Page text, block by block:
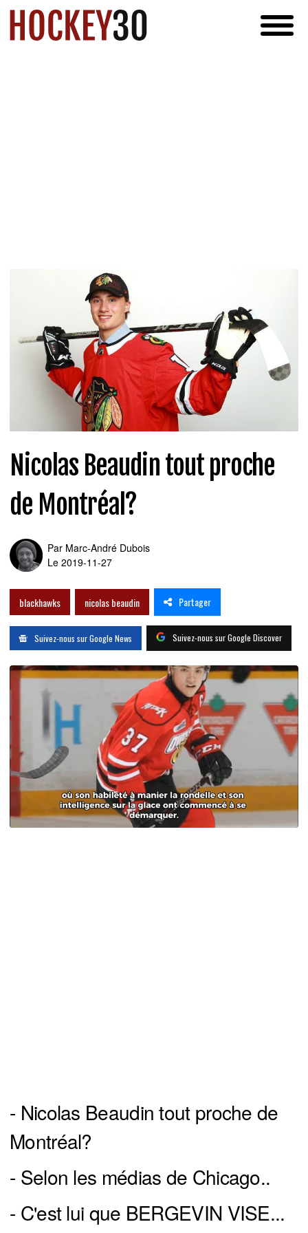
Nicolas Beaudin tout proche
de Montréal?
Par Marc-André Dubois
Le 2019-11-27
blackhawks nicolas beaudin Partager
Suivez-nous sur Google News Suivez-nous sur Google Discover
- Nicolas Beaudin tout proche de
Montréal?
- Selon les médias de Chicago..
- C'est lui que BERGEVIN VISE...